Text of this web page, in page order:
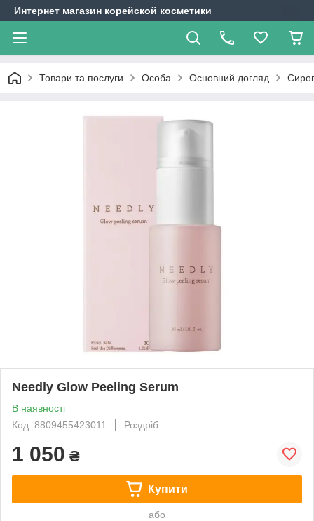
Интернет магазин корейской косметики
Товари та послуги Особа Основний догляд
Needly Glow Peeling Serum
В наявності
Код: 8809455423011
Роздріб
1 050 ₴
Купити
або